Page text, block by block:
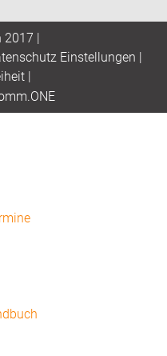
2017 |
Einstellungen |
|